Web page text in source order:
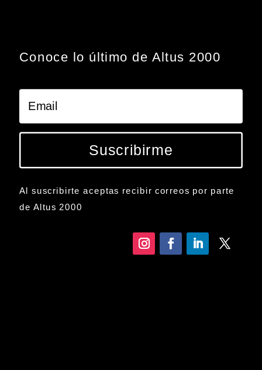
Conoce lo último de Altus 2000
Suscribirme
Al suscribirte aceptas recibir correos por parte
de Altus 2000